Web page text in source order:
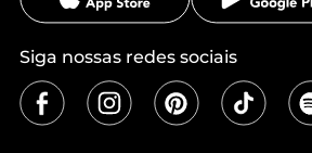
Siga nossas redes sociais